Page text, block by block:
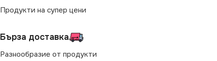
Продукти на супер цени
Бърза доставка
Разнообразие от продукти